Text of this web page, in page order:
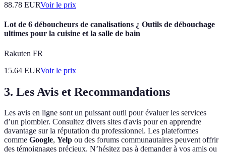
88.78 EURVoir le prix
Lot de 6 déboucheurs de canalisations ¿ Outils de débouchage
ultimes pour la cuisine et la salle de bain
Rakuten FR
15.64 EURVoir le prix
3. Les Avis et Recommandations
Les avis en ligne sont un puissant outil pour évaluer les services
d’un plombier. Consultez divers sites d'avis pour en apprendre
davantage sur la réputation du professionnel. Les plateformes
comme Google, Yelp ou des forums communautaires peuvent offrir
des témoignages précieux. N’hésitez pas à demander à vos amis ou